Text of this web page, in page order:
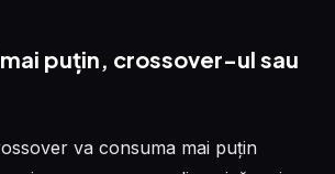
puțin, crossover-ul sau
va consuma mai puțin